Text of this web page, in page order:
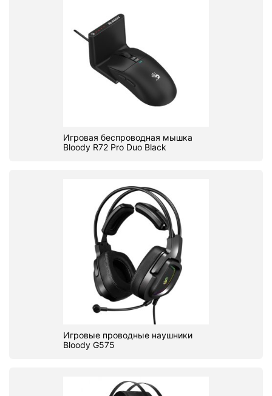
Игровая беспроводная мышка
Bloody R72 Pro Duo Black
Игровые проводные наушники
Bloody G575